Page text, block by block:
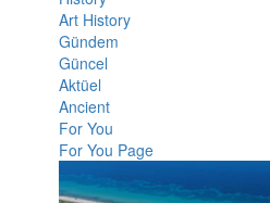
Art History
Gündem
Güncel
Aktüel
Ancient
For You
For You Page